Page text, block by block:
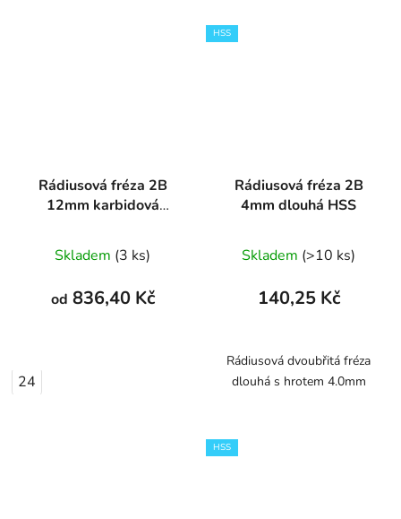
Rádiusová fréza 2B
12mm karbidová
Skladem (3 ks)
od 836,40 Kč
24
HSS
Rádiusová fréza 2B
4mm dlouhá HSS
Skladem (>10 ks)
140,25 Kč
Rádiusová dvoubřitá fréza
dlouhá s hrotem 4.0mm
HSS